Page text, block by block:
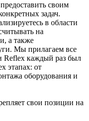
своим
задач.
в области
на
а также
Мы прилагаем все
Reflex каждый раз был
этапах: от
оборудования и